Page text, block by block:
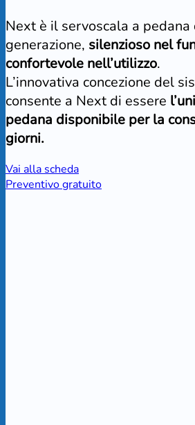
Next è il servoscala a pedana
generazione, silenzioso nel
confortevole nell’utilizzo.
L’innovativa concezione del
consente a Next di essere
pedana disponibile per la
giorni.
Vai alla scheda
Preventivo gratuito